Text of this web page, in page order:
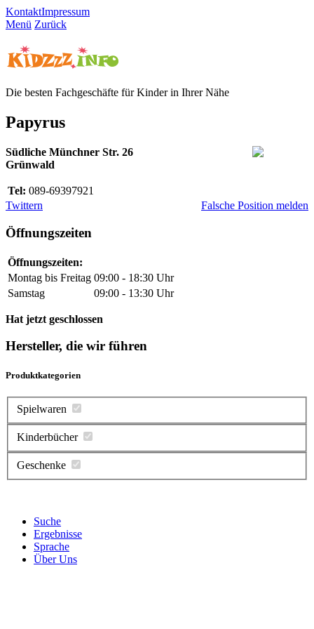
KontaktImpressum
Menü Zurück
Die besten Fachgeschäfte für Kinder in Ihrer Nähe
Papyrus
Südliche Münchner Str. 26
Grünwald
Tel: 089-69397921
Falsche Position melden
Twittern
Öffnungszeiten
Öffnungszeiten:
Montag bis Freitag 09:00 - 18:30 Uhr
Samstag
09:00 - 13:30 Uhr
Hat jetzt geschlossen
Hersteller, die wir führen
Produktkategorien
Spielwaren
Kinderbücher
Geschenke
Suche
Ergebnisse
Sprache
Über Uns